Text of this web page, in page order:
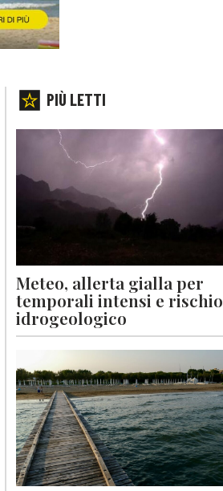
PIÙ LETTI
Meteo, allerta gialla per
temporali intensi e rischio
idrogeologico